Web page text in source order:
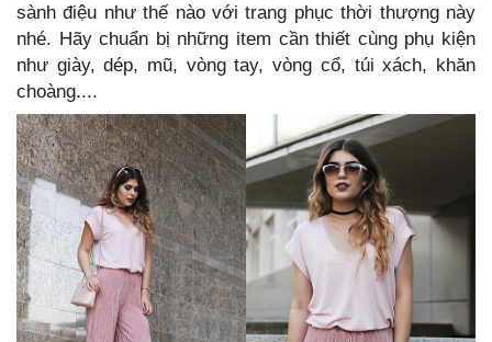
sành điệu như thế nào với trang phục thời thượng này
nhé. Hãy chuẩn bị những item cần thiết cùng phụ kiện
như giày, dép, mũ, vòng tay, vòng cổ, túi xách, khăn
choàng....